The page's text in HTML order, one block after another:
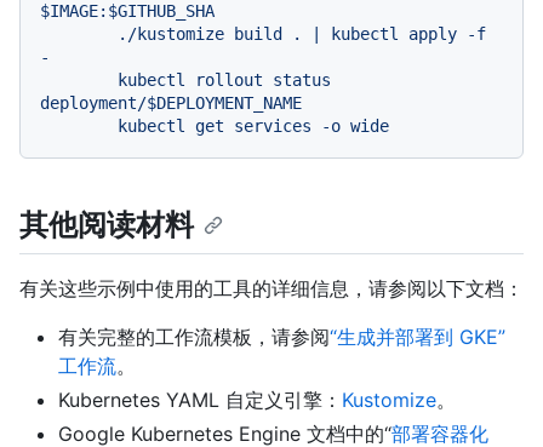
$IMAGE:$GITHUB_SHA
-
deployment/$DEPLOYMENT_NAME
其他阅读材料
有关这些示例中使用的工具的详细信息，请参阅以下文档：
有关完整的工作流模板，请参阅“生成并部署到 GKE”
工作流。
Kubernetes YAML 自定义引擎： Kustomize。
Google Kubernetes Engine 文档中的“部署容器化